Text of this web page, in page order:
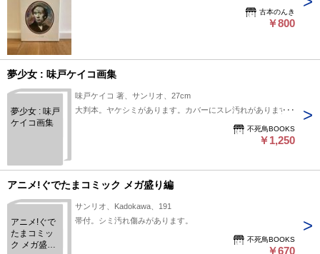
古本のんき
￥800
夢少女 : 味戸ケイコ画集
夢少女 : 味戸
ケイコ画集
味戸ケイコ 著、サンリオ、27cm
大判本。ヤケシミがあります。カバーにスレ汚れがあります。
不死鳥BOOKS
￥1,250
アニメ!ぐでたまコミック メガ盛り編
アニメ!ぐで
たまコミッ
ク メガ盛り
サンリオ、Kadokawa、191
帯付。シミ汚れ傷みがあります。
不死鳥BOOKS
￥670